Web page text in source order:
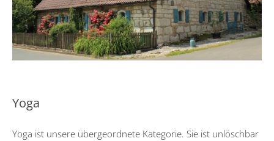
Yoga
Yoga ist unsere übergeordnete Kategorie. Sie ist unlöschbar